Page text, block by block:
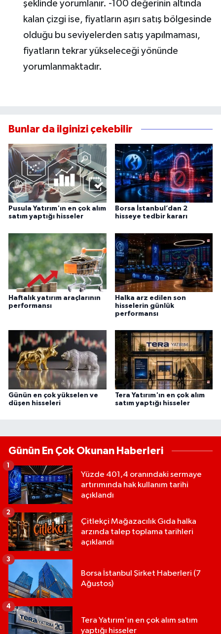
şeklinde yorumlanır. -100 değerinin altında
kalan çizgi ise, fiyatların aşırı satış bölgesinde
olduğu bu seviyelerden satış yapılmaması,
fiyatların tekrar yükseleceği yönünde
yorumlanmaktadır.
Bunlar da ilginizi çekebilir
Pusula Yatırım'ın en çok alım
satım yaptığı hisseler
Borsa İstanbul’dan 2
hisseye tedbir kararı
Haftalık yatırım araçlarının
performansı
Halka arz edilen son
hisselerin günlük
performansı
Günün en çok yükselen ve
düşen hisseleri
Tera Yatırım'ın en çok alım
satım yaptığı hisseler
Günün En Çok Okunan Haberleri
Yüzde 401,4 oranındaki sermaye
artırımında hak kullanım tarihi
açıklandı
1
Çitlekçi Mağazacılık Gıda halka
arzında talep toplama tarihleri
açıklandı
2
Borsa İstanbul Şirket Haberleri (7
Ağustos)
3
Tera Yatırım'ın en çok alım satım
yaptığı hisseler
4